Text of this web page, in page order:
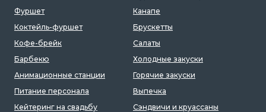
Фуршет
Коктейль-фуршет
Кофе-брейк
Барбекю
Анимационные станции
Питание персонала
Кейтеринг на свадьбу
Канапе
Брускетты
Салаты
Холодные закуски
Горячие закуски
Выпечка
Сэндвичи и круассаны